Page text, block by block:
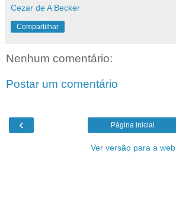
Cezar de A Becker
Compartilhar
Nenhum comentário:
Postar um comentário
‹ Página inicial
Ver versão para a web